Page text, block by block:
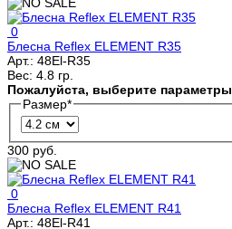
0
Блесна Reflex ELEMENT R35
Арт.: 48El-R35
Вес: 4.8 гр.
Пожалуйста, выберите параметры
Размер*
300 руб.
0
Блесна Reflex ELEMENT R41
Арт.: 48El-R41